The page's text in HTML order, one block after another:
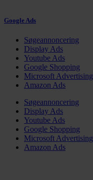
Google Ads
Søgeannoncering
Display Ads
Youtube Ads
Google Shopping
Microsoft Advertising
Amazon Ads
Søgeannoncering
Display Ads
Youtube Ads
Google Shopping
Microsoft Advertising
Amazon Ads